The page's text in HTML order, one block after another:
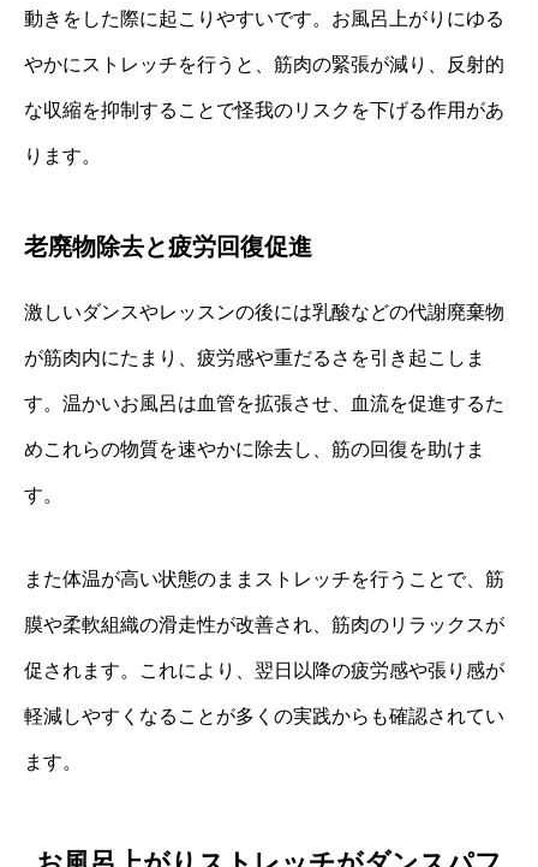
動きをした際に起こりやすいです。お風呂上がりにゆる
やかにストレッチを行うと、筋肉の緊張が減り、反射的
な収縮を抑制することで怪我のリスクを下げる作用があ
ります。
老廃物除去と疲労回復促進
激しいダンスやレッスンの後には乳酸などの代謝廃棄物
が筋肉内にたまり、疲労感や重だるさを引き起こしま
す。温かいお風呂は血管を拡張させ、血流を促進するた
めこれらの物質を速やかに除去し、筋の回復を助けま
す。
また体温が高い状態のままストレッチを行うことで、筋
膜や柔軟組織の滑走性が改善され、筋肉のリラックスが
促されます。これにより、翌日以降の疲労感や張り感が
軽減しやすくなることが多くの実践からも確認されてい
ます。